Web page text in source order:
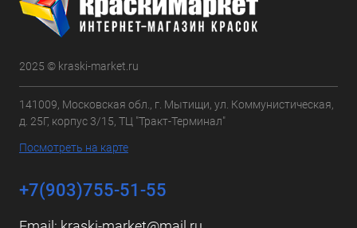
2025 © kraski-market.ru
141009, Московская обл., г. Мытищи, ул. Коммунистическая,
д. 25Г, корпус 3/15, ТЦ "Тракт-Терминал"
Посмотреть на карте
+7(903)755-51-55